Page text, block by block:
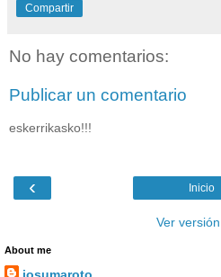
Compartir
No hay comentarios:
Publicar un comentario
eskerrikasko!!!
‹ Inicio
Ver
About me